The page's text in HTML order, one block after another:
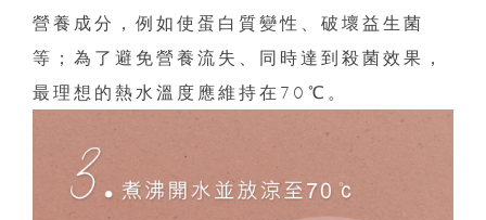
營養成分，例如使蛋白質變性、破壞益生菌
等；為了避免營養流失、同時達到殺菌效果，
最理想的熱水溫度應維持在70℃。